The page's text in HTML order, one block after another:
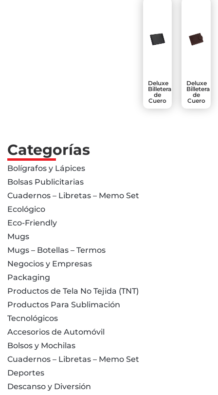
Deluxe
Billetera
de
Cuero
Deluxe
Billetera
de
Cuero
Categorías
Bolígrafos y Lápices
Bolsas Publicitarias
Cuadernos – Libretas – Memo Set
Ecológico
Eco-Friendly
Mugs
Mugs – Botellas – Termos
Negocios y Empresas
Packaging
Productos de Tela No Tejida (TNT)
Productos Para Sublimación
Tecnológicos
Accesorios de Automóvil
Bolsos y Mochilas
Cuadernos – Libretas – Memo Set
Deportes
Descanso y Diversión